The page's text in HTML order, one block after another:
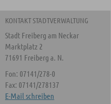
KONTAKT STADTVERWALTUNG
Stadt Freiberg am Neckar
Marktplatz 2
71691 Freiberg a. N.
Fon: 07141/278-0
Fax: 07141/278137
E-Mail schreiben